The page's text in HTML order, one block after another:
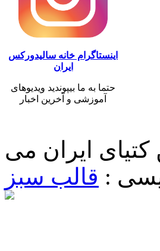
اینستاگرام خانه سالیدورکس
ایران
حتما به ما بیپوندید ویدیوهای
آموزشی و آخرین اخبار
ایران می
: قالب سبز